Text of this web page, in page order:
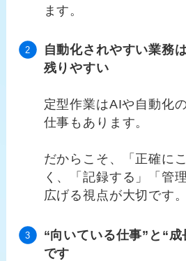
ます。
自動化されやすい業務
残りやすい
定型作業はAIや自動化
仕事もあります。
だからこそ、「正確に
く、「記録する」「管
広げる視点が大切です。
“向いている仕事”と“成
です